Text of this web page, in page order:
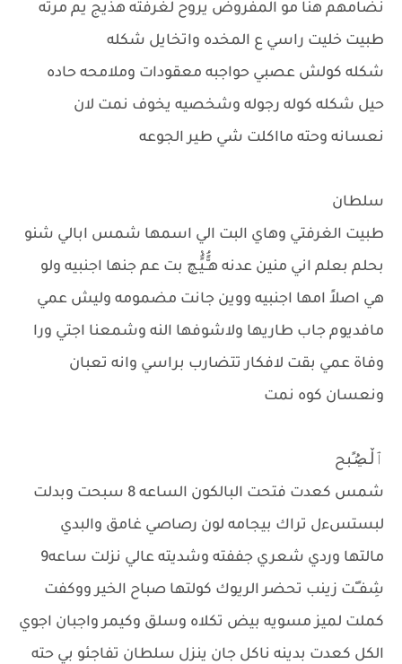
نضامهم هنا مو المفروض يروح لغرفته هذيج يم مرته
طبيت خليت راسي ع المخده واتخايل شكله
شكله كولش عصبي حواجبه معقودات وملامحه حاده
حيل شكله كوله رجوله وشخصيه يخوف نمت لان
نعسانه وحته مااكلت شي طير الجوعه
سلطان
طبيت الغرفتي وهاي البت الي اسمها شمس ابالي شنو
بحلم بعلم اني منين عدنه هـًُّـيًُْـچ بت عم جنها اجنبيه ولو
هي اصلاً امها اجنبيه ووين جانت مضمومه وليش عمي
مافديوم جاب طاريها ولاشوفها النه وشمعنا اجتي ورا
وفاة عمي بقت لافكار تتضارب براسي وانه تعبان
ونعسان كوه نمت
ٱڵـڝُـًبح
شمس كعدت فتحت البالكون الساعه 8 سبحت وبدلت
لبستسءل تراك بيجامه لون رصاصي غامق والبدي
مالتها وردي شعري جففته وشديته عالي نزلت ساعه9
شِفـٍـْت زينب تحضر الريوك كولتها صباح الخير ووكفت
كملت لميز مسويه بيض تكلاه وسلق وكيمر واجبان اجوي
الكل كعدت بدينه ناكل جان ينزل سلطان تفاجئو بي حته